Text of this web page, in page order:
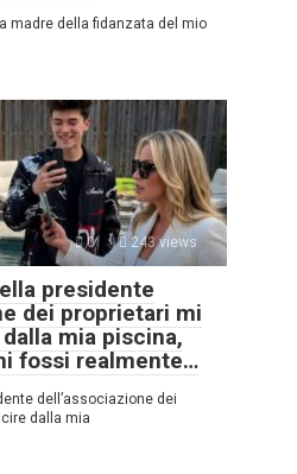
madre della fidanzata del mio
0 243 views
presidente
dei proprietari mi
mia piscina,
fossi realmente…
dell’associazione dei
dalla mia